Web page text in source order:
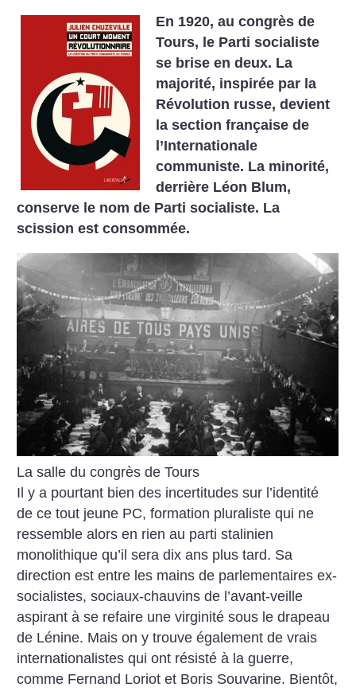
En 1920, au congrès de
Tours, le Parti socialiste
se brise en deux. La
majorité, inspirée par la
Révolution russe, devient
la section française de
l’Internationale
communiste. La minorité,
derrière Léon Blum,
conserve le nom de Parti socialiste. La
scission est consommée.
La salle du congrès de Tours
Il y a pourtant bien des incertitudes sur l’identité
de ce tout jeune PC, formation pluraliste qui ne
ressemble alors en rien au parti stalinien
monolithique qu’il sera dix ans plus tard. Sa
direction est entre les mains de parlementaires ex-
socialistes, sociaux-chauvins de l’avant-veille
aspirant à se refaire une virginité sous le drapeau
de Lénine. Mais on y trouve également de vrais
internationalistes qui ont résisté à la guerre,
comme Fernand Loriot et Boris Souvarine. Bientôt,